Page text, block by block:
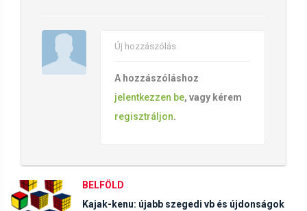
Új hozzászólás
A hozzászóláshoz
jelentkezzen be, vagy kérem
regisztráljon.
BELFÖLD
Kajak-kenu: újabb szegedi vb és újdonságok